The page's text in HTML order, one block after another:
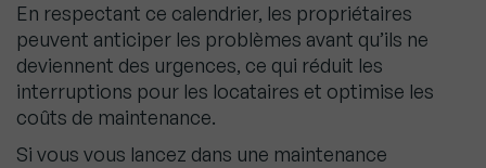
En respectant ce calendrier, les propriétaires
peuvent anticiper les problèmes avant qu’ils ne
deviennent des urgences, ce qui réduit les
interruptions pour les locataires et optimise les
coûts de maintenance.
Si vous vous lancez dans une maintenance